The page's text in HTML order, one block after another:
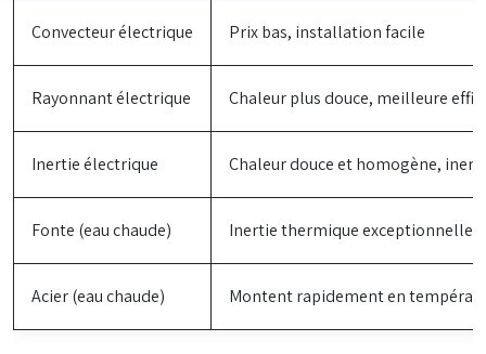
Convecteur électrique Prix bas, installation facile
Rayonnant électrique Chaleur plus douce, meilleure
Inertie électrique Chaleur douce et homogène,
Fonte (eau chaude) Inertie thermique exceptionnelle,
Acier (eau chaude) Montent rapidement en